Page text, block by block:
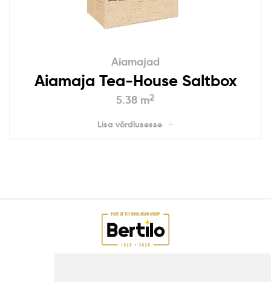
Aiamajad
Aiamaja Tea-House Saltbox
5.38 m2
Lisa võrdlusesse